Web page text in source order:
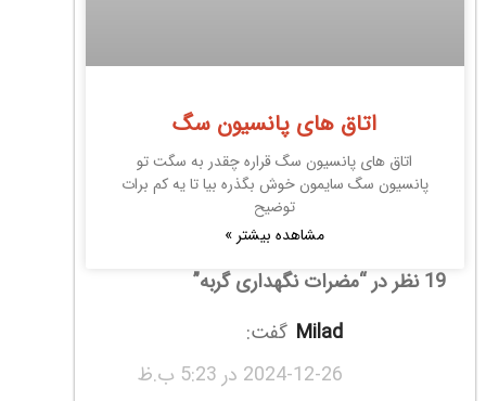
اتاق های پانسیون سگ
اتاق های پانسیون سگ قراره چقدر به سگت تو
پانسیون سگ سایمون خوش بگذره بیا تا یه کم برات
توضیح
مشاهده بیشتر »
19 نظر در “ مضرات نگهداری گربه”
milad
گفت:
2024-12-26 در 5:23 ب.ظ